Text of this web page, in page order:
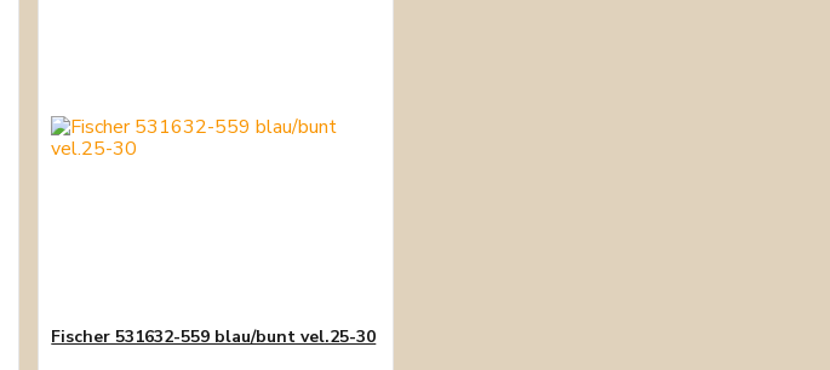
Fischer 531632-559 blau/bunt vel.25-30